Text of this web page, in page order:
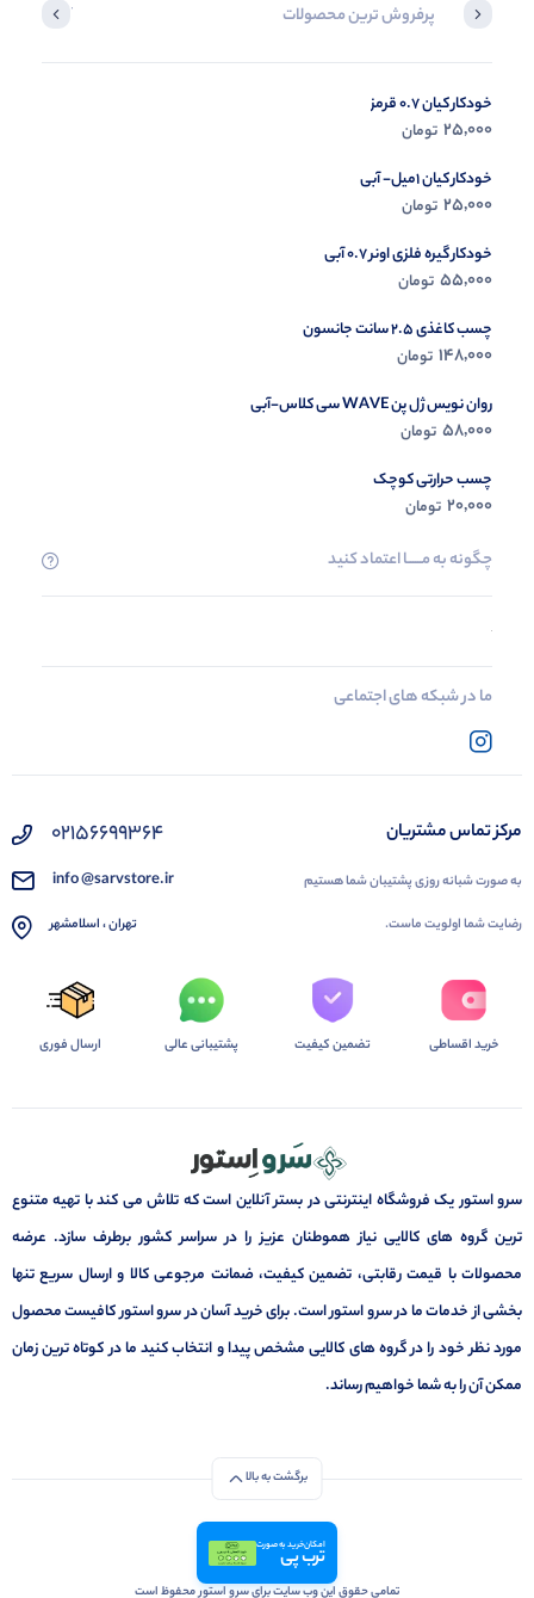
پرفروش ترین محصولات آخرین
خودکار کیان 0.7 قرمز
25,000 تومان
خودکار کیان 1میل- آبی
25,000 تومان
خودکار گیره فلزی اونر 0.7 آبی
55,000 تومان
چسب کاغذی 2.5 سانت جانسون
148,000 تومان
روان نویس ژل پن WAVE سی کلاس-آبی
58,000 تومان
چسب حرارتی کوچک
20,000 تومان
چگونه به مــــــا اعتماد کنید
ما در شبکه های اجتماعی
مرکز تماس مشتریان
به صورت شبانه روزی پشتیبان شما هستیم
رضایت شما اولویت ماست.
02156699364
info @sarvstore.ir
تهران ، اسلامشهر
خرید اقساطی تضمین کیفیت پشتیبانی عالی ارسال فوری
سرو استور یک فروشگاه اینترنتی در بستر آنلاین است که تلاش می کند با تهیه متنوع
ترین گروه های کالایی نیاز هموطنان عزیز را در سراسر کشور برطرف سازد. عرضه
محصولات با قیمت رقابتی، تضمین کیفیت، ضمانت مرجوعی کالا و ارسال سریع تنها
بخشی از خدمات ما در سرو استور است. برای خرید آسان در سرو استور کافیست محصول
مورد نظر خود را در گروه های کالایی مشخص پیدا و انتخاب کنید ما در کوتاه ترین زمان
ممکن آن را به شما خواهیم رساند.
برگشت به بالا
امکان خرید به صورت
ترب پی
تمامی حقوق این وب سایت برای سرو استور محفوظ است